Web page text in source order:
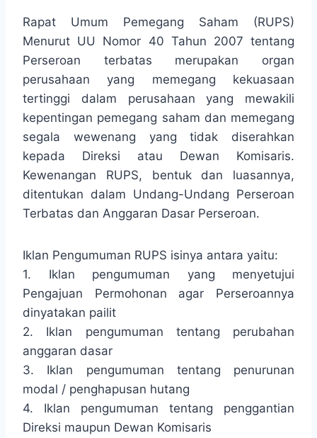
Rapat Umum Pemegang Saham (RUPS)
Menurut UU Nomor 40 Tahun 2007 tentang
Perseroan terbatas merupakan organ
perusahaan yang memegang kekuasaan
tertinggi dalam perusahaan yang mewakili
kepentingan pemegang saham dan memegang
segala wewenang yang tidak diserahkan
kepada Direksi atau Dewan Komisaris.
Kewenangan RUPS, bentuk dan luasannya,
ditentukan dalam Undang-Undang Perseroan
Terbatas dan Anggaran Dasar Perseroan.
Iklan Pengumuman RUPS isinya antara yaitu:
1. Iklan pengumuman yang menyetujui
Pengajuan Permohonan agar Perseroannya
dinyatakan pailit
2. Iklan pengumuman tentang perubahan
anggaran dasar
3. Iklan pengumuman tentang penurunan
modal / penghapusan hutang
4. Iklan pengumuman tentang penggantian
Direksi maupun Dewan Komisaris